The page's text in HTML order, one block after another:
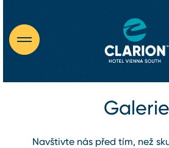
Galerie
Navštivte nás před tím, než